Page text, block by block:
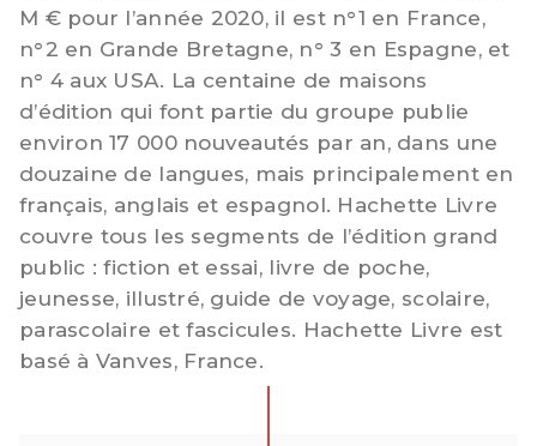
M € pour l’année 2020, il est n°1 en France,
n°2 en Grande Bretagne, n° 3 en Espagne, et
n° 4 aux USA. La centaine de maisons
d’édition qui font partie du groupe publie
environ 17 000 nouveautés par an, dans une
douzaine de langues, mais principalement en
français, anglais et espagnol. Hachette Livre
couvre tous les segments de l’édition grand
public : fiction et essai, livre de poche,
jeunesse, illustré, guide de voyage, scolaire,
parascolaire et fascicules. Hachette Livre est
basé à Vanves, France.